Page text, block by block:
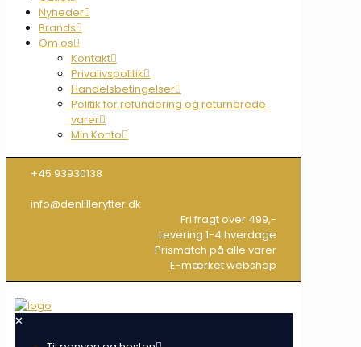
Nyheder
Brands
Om os
Kontakt
Privalivspolitik
Handelsbetingelser
Politik for refundering og returnerede
varer
Min Konto
+45 93930138
info@denlillerytter.dk
Fri fragt over 499,-
Levering 1-4 hverdage
Prismatch på alle varer
E-mærket webshop
✕